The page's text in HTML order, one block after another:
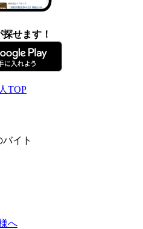
せます！
TOP
イト
へ